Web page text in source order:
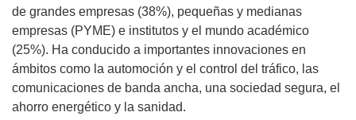
de grandes empresas (38%), pequeñas y medianas
empresas (PYME) e institutos y el mundo académico
(25%). Ha conducido a importantes innovaciones en
ámbitos como la automoción y el control del tráfico, las
comunicaciones de banda ancha, una sociedad segura, el
ahorro energético y la sanidad.